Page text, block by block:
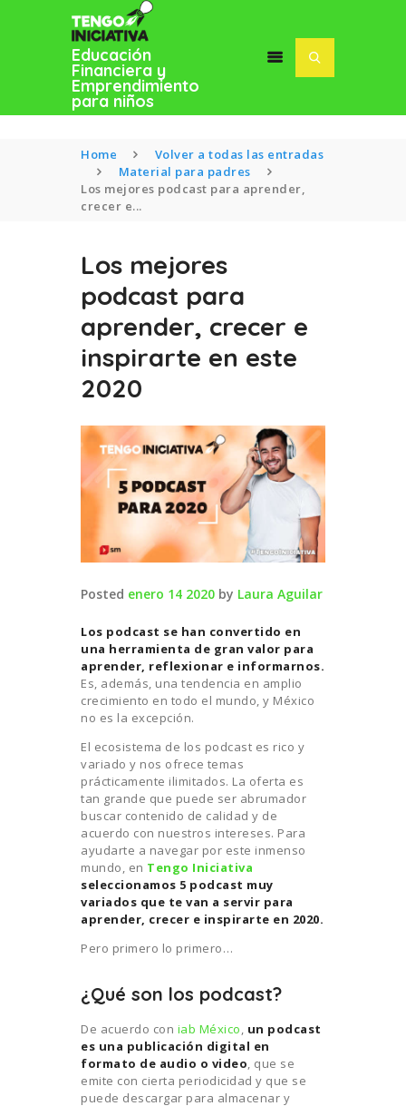
Educación
Financiera y
Emprendimiento
para niños
Home
Volver a todas las entradas
Material para padres
Los mejores podcast para aprender,
crecer e...
Los mejores
podcast para
aprender, crecer e
inspirarte en este
2020
INICIO
SOFÍA MACÍAS
Posted enero 14 2020 by Laura Aguilar
Los podcast se han convertido en
una herramienta de gran valor para
aprender, reflexionar e informarnos.
Es, además, una tendencia en amplio
crecimiento en todo el mundo, y México
no es la excepción.
El ecosistema de los podcast es rico y
variado y nos ofrece temas
prácticamente ilimitados. La oferta es
tan grande que puede ser abrumador
buscar contenido de calidad y de
acuerdo con nuestros intereses. Para
ayudarte a navegar por este inmenso
mundo, en Tengo Iniciativa
seleccionamos 5 podcast muy
variados que te van a servir para
aprender, crecer e inspirarte en 2020.
Pero primero lo primero…
¿Qué son los podcast?
De acuerdo con iab México, un podcast
es una publicación digital en
formato de audio o video, que se
emite con cierta periodicidad y que se
puede descargar para almacenar y